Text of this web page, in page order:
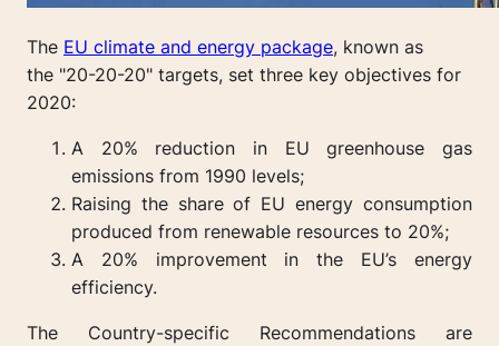
The EU climate and energy package, known as
the "20-20-20" targets, set three key objectives for
2020:
A 20% reduction in EU greenhouse gas
emissions from 1990 levels;
Raising the share of EU energy consumption
produced from renewable resources to 20%;
A 20% improvement in the EU’s energy
efficiency.
The Country-specific Recommendations are